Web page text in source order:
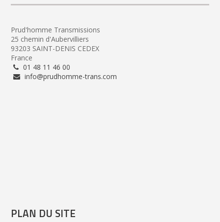
Prud'homme Transmissions
25 chemin d'Aubervilliers
93203 SAINT-DENIS CEDEX
France
01 48 11 46 00
info@prudhomme-trans.com
PLAN DU SITE